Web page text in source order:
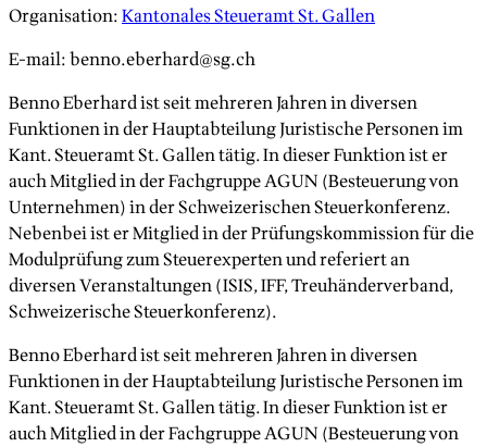
Organisation:Kantonales Steueramt St. Gallen
E-mail:benno.eberhard@sg.ch
Benno Eberhard ist seit mehreren Jahren in diversen
Funktionen in der Hauptabteilung Juristische Personen im
Kant. Steueramt St. Gallen tätig. In dieser Funktion ist er
auch Mitglied in der Fachgruppe AGUN (Besteuerung von
Unternehmen) in der Schweizerischen Steuerkonferenz.
Nebenbei ist er Mitglied in der Prüfungskommission für die
Modulprüfung zum Steuerexperten und referiert an
diversen Veranstaltungen (ISIS, IFF, Treuhänderverband,
Schweizerische Steuerkonferenz).
Benno Eberhard ist seit mehreren Jahren in diversen
Funktionen in der Hauptabteilung Juristische Personen im
Kant. Steueramt St. Gallen tätig. In dieser Funktion ist er
auch Mitglied in der Fachgruppe AGUN (Besteuerung von